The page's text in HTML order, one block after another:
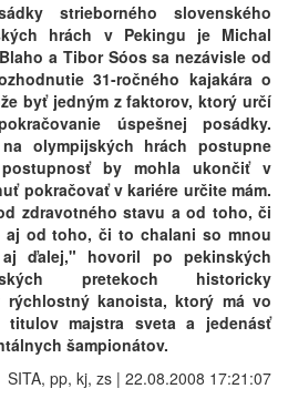
strieborného slovenského
hrách v Pekingu je Michal
a Tibor Sóos sa nezávisle od
31-ročného kajakára o
byť jedným z faktorov, ktorý určí
úspešnej posádky.
olympijských hrách postupne
by mohla ukončiť v
pokračovať v kariére určite mám.
zdravotného stavu a od toho, či
aj od toho, či to chalani so mnou
ďalej," hovoril po pekinských
pretekoch historicky
rýchlostný kanoista, ktorý má vo
majstra sveta a jedenásť
šampionátov.
SITA, pp, kj, zs | 22.08.2008 17:21:07